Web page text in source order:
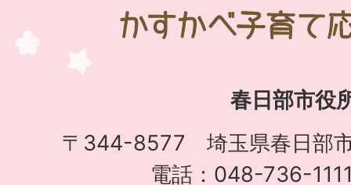
か
す
子
春日部市役
〒344-8577 埼玉県春日部
電話：048-736-